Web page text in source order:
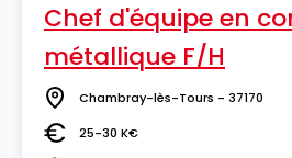
Chef d'équipe en
métallique F/H
Lieu Chambray-lès-Tours - 37170
Salaire25-30 K€